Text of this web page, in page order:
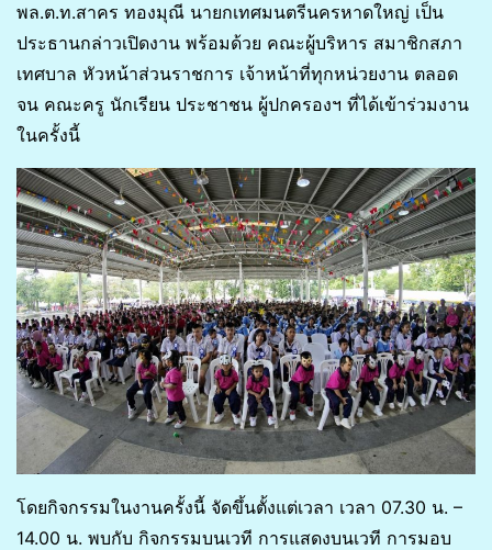
พล.ต.ท.สาคร ทองมุณี นายกเทศมนตรีนครหาดใหญ่ เป็น
ประธานกล่าวเปิดงาน พร้อมด้วย คณะผู้บริหาร สมาชิกสภา
เทศบาล หัวหน้าส่วนราชการ เจ้าหน้าที่ทุกหน่วยงาน ตลอด
จน คณะครู นักเรียน ประชาชน ผู้ปกครองฯ ที่ได้เข้าร่วมงาน
ในครั้งนี้
โดยกิจกรรมในงานครั้งนี้ จัดขึ้นตั้งแต่เวลา เวลา 07.30 น. –
14.00 น. พบกับ กิจกรรมบนเวที การแสดงบนเวที การมอบ